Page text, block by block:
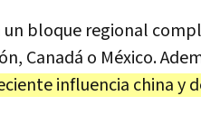
un bloque regional
Canadá o México.
influencia china y